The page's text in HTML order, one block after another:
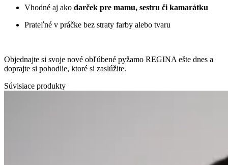
Vhodné aj ako darček pre mamu, sestru či kamarátku
Prateľné v práčke bez straty farby alebo tvaru
Objednajte si svoje nové obľúbené pyžamo REGINA ešte dnes a
doprajte si pohodlie, ktoré si zaslúžite.
Súvisiace produkty